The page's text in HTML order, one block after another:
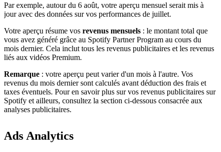
Par exemple, autour du 6 août, votre aperçu mensuel serait mis à
jour avec des données sur vos performances de juillet.
Votre aperçu résume vos revenus mensuels : le montant total que
vous avez généré grâce au Spotify Partner Program au cours du
mois dernier. Cela inclut tous les revenus publicitaires et les revenus
liés aux vidéos Premium.
Remarque : votre aperçu peut varier d'un mois à l'autre. Vos
revenus du mois dernier sont calculés avant déduction des frais et
taxes éventuels. Pour en savoir plus sur vos revenus publicitaires sur
Spotify et ailleurs, consultez la section ci-dessous consacrée aux
analyses publicitaires.
Ads Analytics